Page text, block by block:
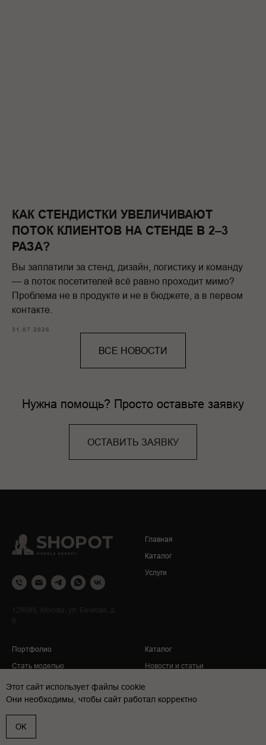
КАК СТЕНДИСТКИ УВЕЛИЧИВАЮТ
ПОТОК КЛИЕНТОВ НА СТЕНДЕ В 2–3
РАЗА?
Вы заплатили за стенд, дизайн, логистику и команду
— а поток посетителей всё равно проходит мимо?
Проблема не в продукте и не в бюджете, а в первом
контакте.
31.07.2026
ВСЕ НОВОСТИ
Нужна помощь? Просто оставьте заявку
ОСТАВИТЬ ЗАЯВКУ
Главная
Каталог
Услуги
Портфолио
Стать моделью
Контакты
Каталог
Новости и статьи
Этот сайт использует файлы cookie
Они необходимы, чтобы сайт работал корректно
OK